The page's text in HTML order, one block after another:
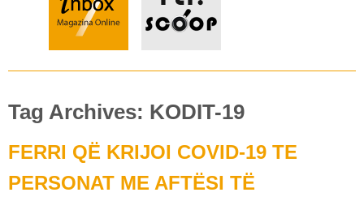
Tag Archives: KODIT-19
FERRI QË KRIJOI COVID-19 TE
PERSONAT ME AFTËSI TË